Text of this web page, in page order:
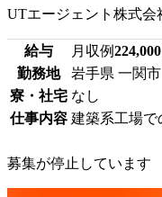
UTエージェント株式会
給与 月収例224,000
勤務地
岩手県 一関市
寮・社宅 なし
仕事内容 建築系工場で
募集が停止しています